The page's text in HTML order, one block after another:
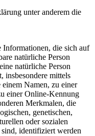
unter anderem die
Informationen, die sich auf
natürliche Person
natürliche Person
insbesondere mittels
Namen, zu einer
einer Online-Kennung
Merkmalen, die
genetischen,
oder sozialen
identifiziert werden